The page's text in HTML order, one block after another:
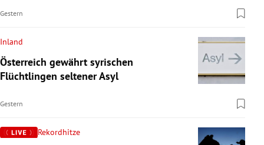
Gestern
Inland
Österreich gewährt syrischen
Flüchtlingen seltener Asyl
Gestern
Rekordhitze